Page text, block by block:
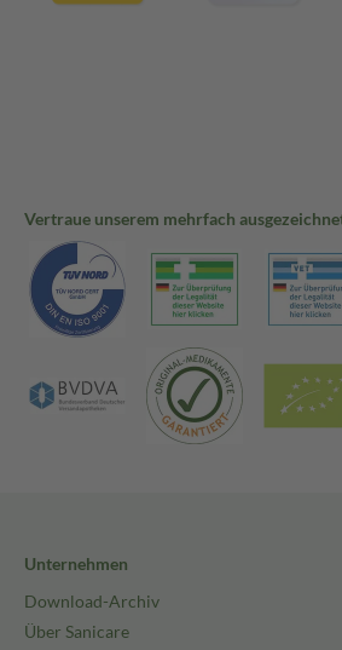
Vertraue unserem mehrfach
Unternehmen
Download-Archiv
Über Sanicare